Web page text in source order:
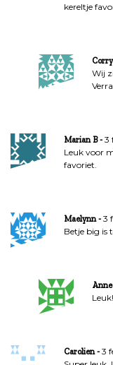
kereltje
Wij
Marian B
3
Leuk voor
favoriet.
Maelynn
3
Betje big is
Anne
Carolien
3